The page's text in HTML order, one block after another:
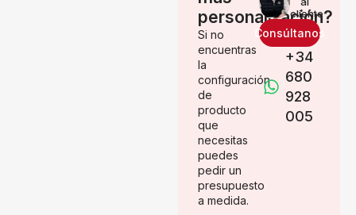
personalización?
Si no
encuentras
la
configuración
de
producto
que
necesitas
puedes
pedir un
presupuesto
a medida.
cliente
Consúltanos
+34
680
928
005